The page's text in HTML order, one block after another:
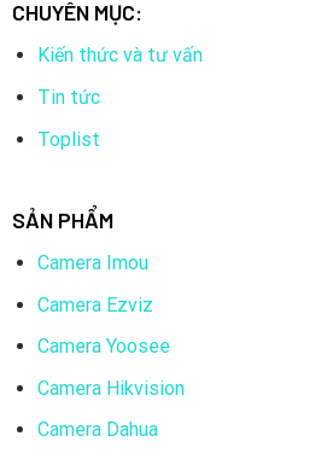
CHUYÊN MỤC:
Kiến thức và tư vấn
Tin tức
Toplist
SẢN PHẨM
Camera Imou
Camera Ezviz
Camera Yoosee
Camera Hikvision
Camera Dahua